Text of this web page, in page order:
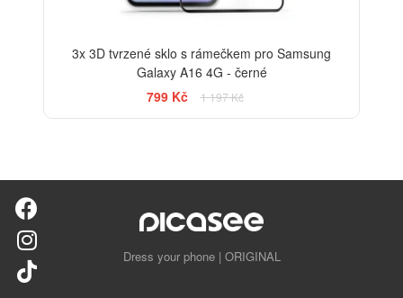
3x 3D tvrzené sklo s rámečkem pro Samsung
Galaxy A16 4G - černé
799 Kč
1 197 Kč
Dress your phone | ORIGINAL